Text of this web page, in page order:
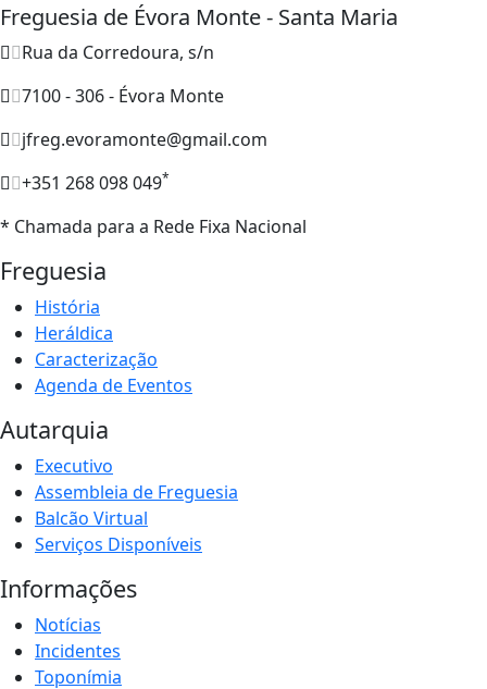
Freguesia de Évora Monte - Santa Maria
Rua da Corredoura, s/n
7100 - 306 - Évora Monte
jfreg.evoramonte@gmail.com
+351 268 098 049*
* Chamada para a Rede Fixa Nacional
Freguesia
História
Heráldica
Caracterização
Agenda de Eventos
Autarquia
Executivo
Assembleia de Freguesia
Balcão Virtual
Serviços Disponíveis
Informações
Notícias
Incidentes
Toponímia